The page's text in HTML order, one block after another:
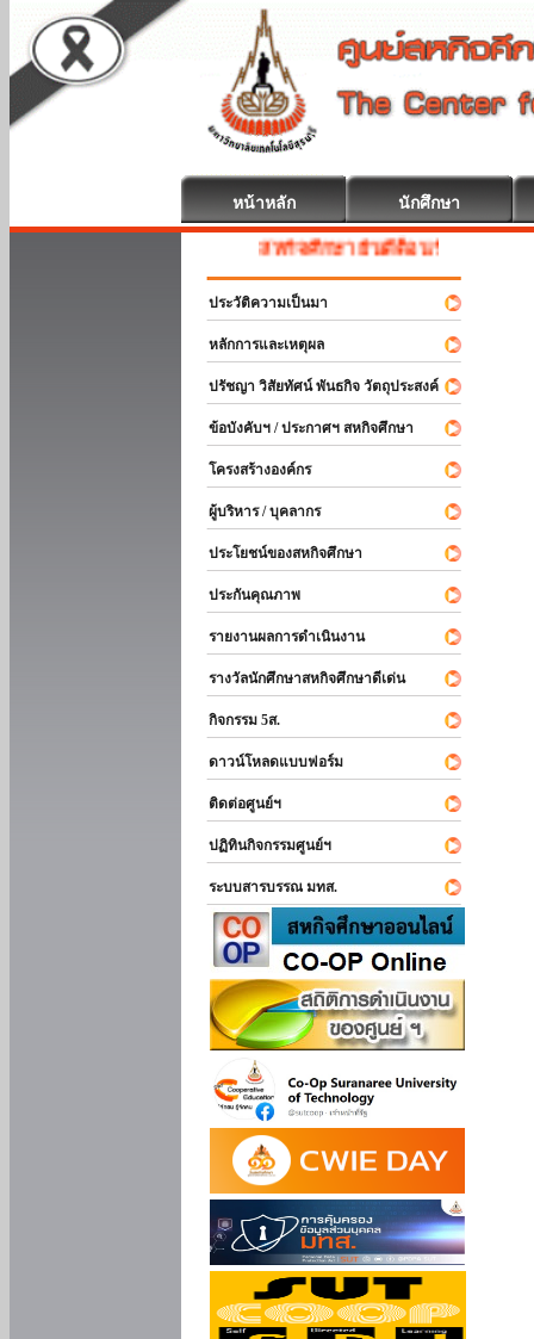
หน้าหลัก นักศึกษา
สหกิจศึกษา ยินดีต้อนรับ
ประวัติความเป็นมา
หลักการและเหตุผล
ปรัชญา วิสัยทัศน์ พันธกิจ วัตถุประสงค์
ข้อบังคับฯ / ประกาศฯ สหกิจศึกษา
โครงสร้างองค์กร
ผู้บริหาร / บุคลากร
ประโยชน์ของสหกิจศึกษา
ประกันคุณภาพ
รายงานผลการดำเนินงาน
รางวัลนักศึกษาสหกิจศึกษาดีเด่น
กิจกรรม 5ส.
ดาวน์โหลดแบบฟอร์ม
ติดต่อศูนย์ฯ
ปฏิทินกิจกรรมศูนย์ฯ
ระบบสารบรรณ มทส.